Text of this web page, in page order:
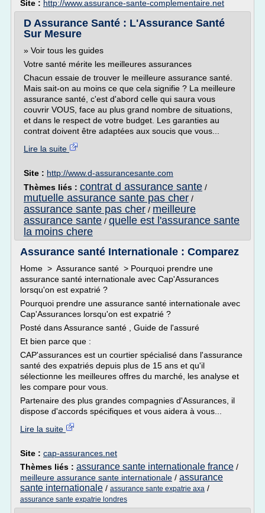
Site : http://www.assurance-sante-complementaire.net
D Assurance Santé : L'Assurance Santé
Sur Mesure
» Voir tous les guides
Votre santé mérite les meilleures assurances
Chacun essaie de trouver le meilleure assurance santé.
Mais sait-on au moins ce que cela signifie ? La meilleure
assurance santé, c'est d'abord celle qui saura vous
couvrir VOUS, face au plus grand nombre de situations,
et dans le respect de votre budget. Les garanties au
contrat doivent être adaptées aux soucis que vous...
Lire la suite
Site : http://www.d-assurancesante.com
Thèmes liés : contrat d assurance sante /
mutuelle assurance sante pas cher /
assurance sante pas cher / meilleure
assurance sante / quelle est l'assurance sante
la moins chere
Assurance santé Internationale : Comparez
Home > Assurance santé > Pourquoi prendre une
assurance santé internationale avec Cap'Assurances
lorsqu'on est expatrié ?
Pourquoi prendre une assurance santé internationale avec
Cap'Assurances lorsqu'on est expatrié ?
Posté dans Assurance santé , Guide de l'assuré
Et bien parce que :
CAP'assurances est un courtier spécialisé dans l'assurance
santé des expatriés depuis plus de 15 ans et qu'il
sélectionne les meilleures offres du marché, les analyse et
les compare pour vous.
Partenaire des plus grandes compagnies d'Assurances, il
dispose d'accords spécifiques et vous aidera à vous...
Lire la suite
Site : cap-assurances.net
Thèmes liés : assurance sante internationale france /
meilleure assurance sante internationale / assurance
sante internationale / assurance sante expatrie axa /
assurance sante expatrie londres